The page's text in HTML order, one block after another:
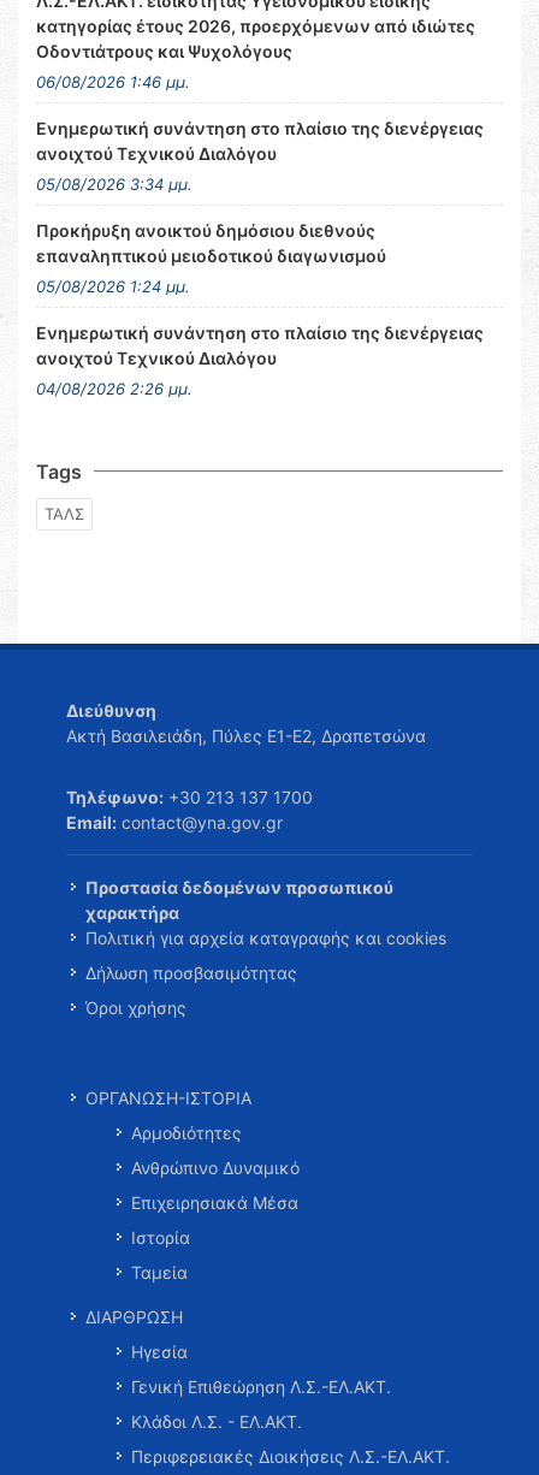
κατηγορίας έτους 2026, προερχόμενων από ιδιώτες
Οδοντιάτρους και Ψυχολόγους
06/08/2026 1:46 μμ.
Ενημερωτική συνάντηση στο πλαίσιο της διενέργειας
ανοιχτού Τεχνικού Διαλόγου
05/08/2026 3:34 μμ.
Προκήρυξη ανοικτού δημόσιου διεθνούς
επαναληπτικού μειοδοτικού διαγωνισμού
05/08/2026 1:24 μμ.
Ενημερωτική συνάντηση στο πλαίσιο της διενέργειας
ανοιχτού Τεχνικού Διαλόγου
04/08/2026 2:26 μμ.
Tags
ΤΑΛΣ
Διεύθυνση
Ακτή Βασιλειάδη, Πύλες Ε1-Ε2, Δραπετσώνα
Τηλέφωνο: +30 213 137 1700
Email: contact@yna.gov.gr
Προστασία δεδομένων προσωπικού
χαρακτήρα
Πολιτική για αρχεία καταγραφής και cookies
Δήλωση προσβασιμότητας
Όροι χρήσης
ΟΡΓΑΝΩΣΗ-ΙΣΤΟΡΙΑ
Αρμοδιότητες
Ανθρώπινο Δυναμικό
Επιχειρησιακά Μέσα
Ιστορία
Ταμεία
ΔΙΑΡΘΡΩΣΗ
Ηγεσία
Γενική Επιθεώρηση Λ.Σ.-ΕΛ.ΑΚΤ.
Κλάδοι Λ.Σ. - ΕΛ.ΑΚΤ.
Περιφερειακές Διοικήσεις Λ.Σ.-ΕΛ.ΑΚΤ.